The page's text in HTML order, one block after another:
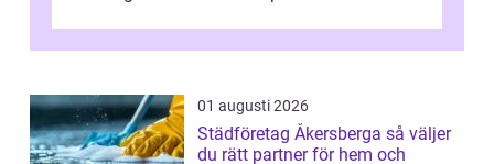
01 augusti 2026
Städföretag Åkersberga så väljer
du rätt partner för hem och